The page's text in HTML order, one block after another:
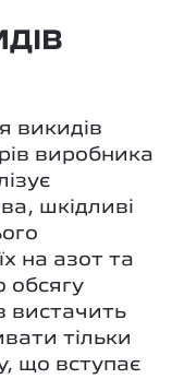
викидів
виробника
шкідливі
на азот та
обсягу
вистачить
тільки
що вступає